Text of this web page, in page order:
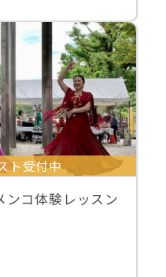
ト受付中
コ体験レッスン